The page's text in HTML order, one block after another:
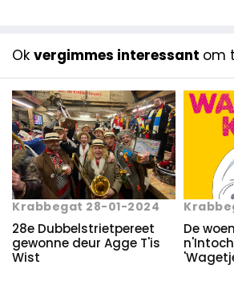
Ok vergimmes interessant om
Krabbegat 28-01-2024
28e Dubbelstrietpereet
gewonne deur Agge T'is
Wist
De